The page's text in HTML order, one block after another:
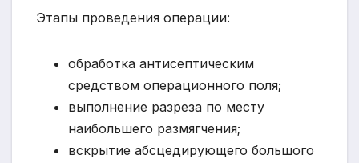
Этапы проведения операции:
обработка антисептическим
средством операционного поля;
выполнение разреза по месту
наибольшего размягчения;
вскрытие абсцедирующего большого